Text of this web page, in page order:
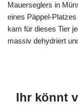
Mauerseglers in
eines Päppel-
kam für dieses Tier
massiv dehydriert
Ihr könnt